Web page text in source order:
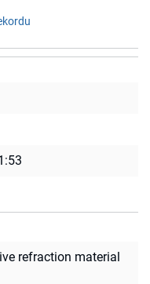
refraction material